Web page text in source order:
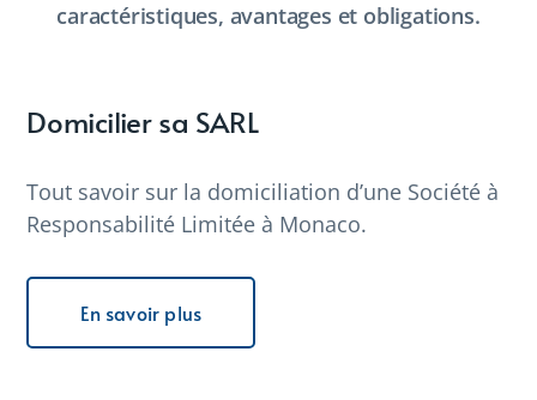
caractéristiques, avantages et obligations.
Domicilier sa SARL
Tout savoir sur la domiciliation d’une Société à
Responsabilité Limitée à Monaco.
En savoir plus